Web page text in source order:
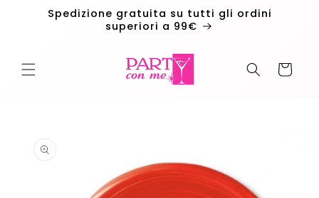
direttamenteSpedizione gratuita su tutti gli ordini
superiori a 99€
Carrello
prodotto